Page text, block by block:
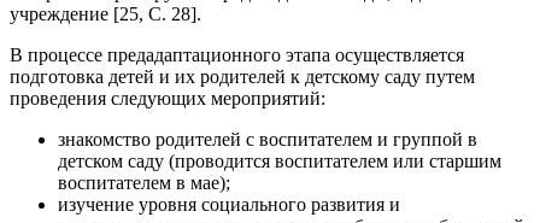
учреждение [25, С. 28].
В процессе предадаптационного этапа осуществляется
подготовка детей и их родителей к детскому саду путем
проведения следующих мероприятий:
знакомство родителей с воспитателем и группой в
детском саду (проводится воспитателем или старшим
воспитателем в мае);
изучение уровня социального развития и